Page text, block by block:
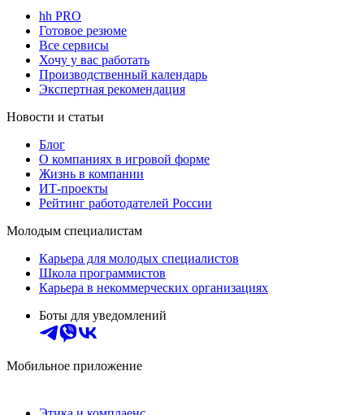
hh PRO
Готовое резюме
Все сервисы
Хочу у вас работать
Производственный календарь
Экспертная рекомендация
Новости и статьи
Блог
О компаниях в игровой форме
Жизнь в компании
ИТ-проекты
Рейтинг работодателей России
Молодым специалистам
Карьера для молодых специалистов
Школа программистов
Карьера в некоммерческих организациях
Боты для уведомлений
Мобильное приложение